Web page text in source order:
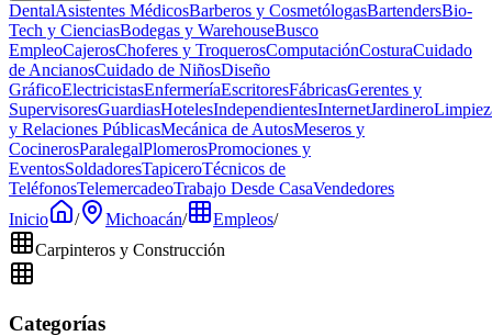
DentalAsistentes MédicosBarberos y CosmetólogasBartendersBio-
Tech y CienciasBodegas y WarehouseBusco
EmpleoCajerosChoferes y TroquerosComputaciónCosturaCuidado
de AncianosCuidado de NiñosDiseño
GráficoElectricistasEnfermeríaEscritoresFábricasGerentes y
SupervisoresGuardiasHotelesIndependientesInternetJardinero
y Relaciones PúblicasMecánica de AutosMeseros y
CocinerosParalegalPlomerosPromociones y
EventosSoldadoresTapiceroTécnicos de
TeléfonosTelemercadeoTrabajo Desde CasaVendedores
Inicio
/ Michoacán/ Empleos/
Carpinteros y Construcción
Categorías